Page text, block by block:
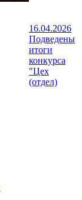
16.04.2026
Подведены
итоги
конкурса
"Цех
(отдел)